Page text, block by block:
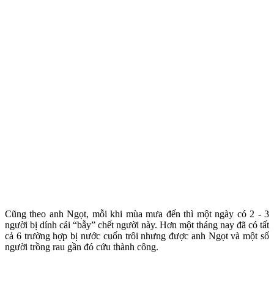
Cũng theo anh Ngọt, mỗi khi mùa mưa đến thì một ngày có 2 - 3
người bị dính cái “bẫy” chết người này. Hơn một tháng nay đã có tất
cả 6 trường hợp bị nước cuốn trôi nhưng được anh Ngọt và một số
người trồng rau gần đó cứu thành công.